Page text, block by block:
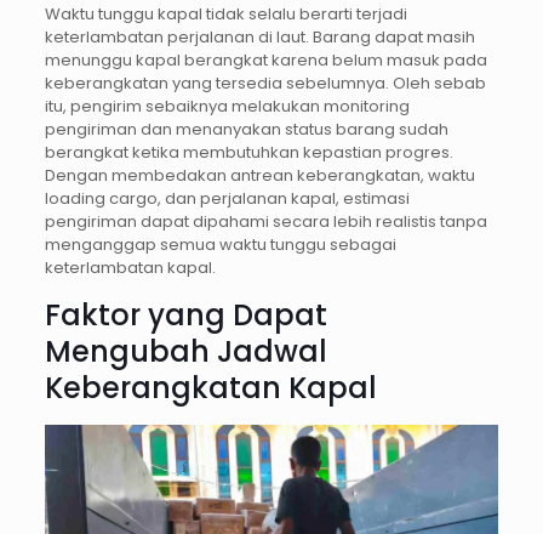
Waktu tunggu kapal tidak selalu berarti terjadi
keterlambatan perjalanan di laut. Barang dapat masih
menunggu kapal berangkat karena belum masuk pada
keberangkatan yang tersedia sebelumnya. Oleh sebab
itu, pengirim sebaiknya melakukan monitoring
pengiriman dan menanyakan status barang sudah
berangkat ketika membutuhkan kepastian progres.
Dengan membedakan antrean keberangkatan, waktu
loading cargo, dan perjalanan kapal, estimasi
pengiriman dapat dipahami secara lebih realistis tanpa
menganggap semua waktu tunggu sebagai
keterlambatan kapal.
Faktor yang Dapat
Mengubah Jadwal
Keberangkatan Kapal